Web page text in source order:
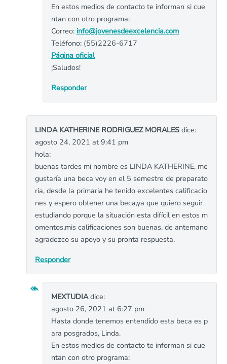
En estos medios de contacto te informan si cue
ntan con otro programa:
Correo: info@jovenesdeexcelencia.com
Teléfono: (55)2226-6717
Página oficial
¡Saludos!
Responder
LINDA KATHERINE RODRIGUEZ MORALES dice:
agosto 24, 2021 at 9:41 pm
hola:
buenas tardes mi nombre es LINDA KATHERINE, me
gustaría una beca voy en el 5 semestre de preparato
ria, desde la primaria he tenido excelentes calificacio
nes y espero obtener una beca,ya que quiero seguir
estudiando porque la situación esta difícil en estos m
omentos,mis calificaciones son buenas, de antemano
agradezco su apoyo y su pronta respuesta.
Responder
MEXTUDIAdice:
agosto 26, 2021 at 6:27 pm
Hasta donde tenemos entendido esta beca es p
ara posgrados, Linda.
En estos medios de contacto te informan si cue
ntan con otro programa: